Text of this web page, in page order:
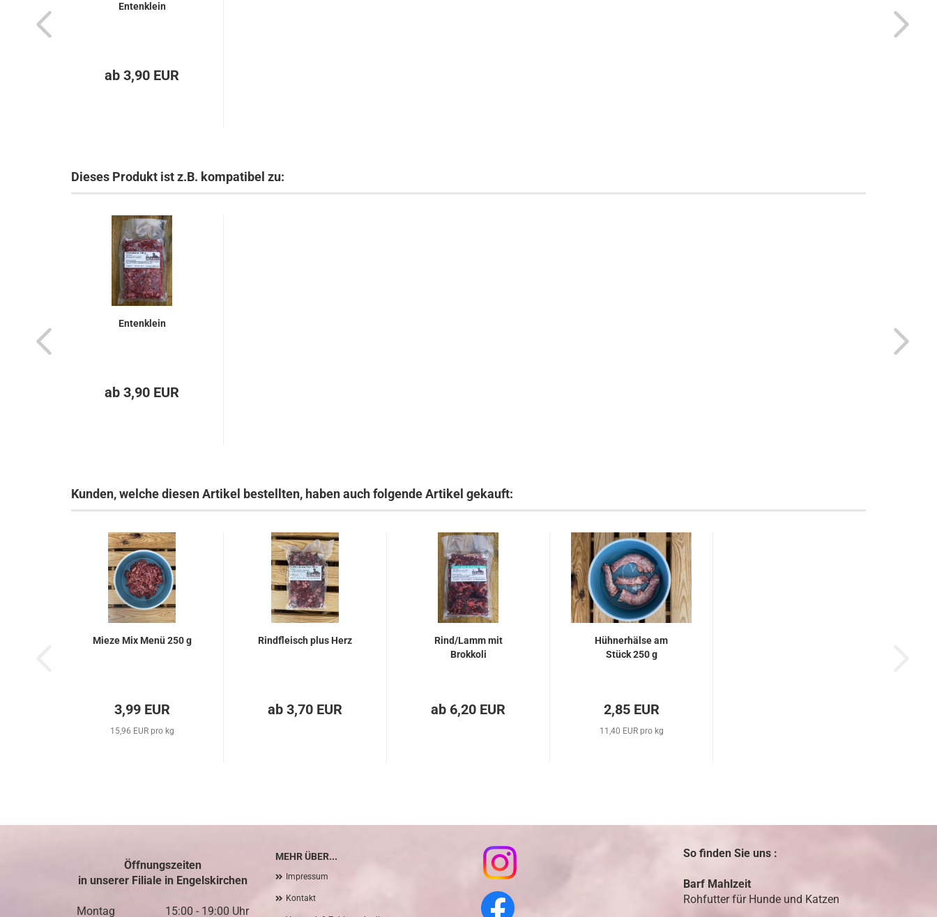
Entenklein
ab 3,90 EUR
Dieses Produkt ist z.B. kompatibel zu:
Entenklein
ab 3,90 EUR
Kunden, welche diesen Artikel bestellten, haben auch folgende Artikel gekauft:
Mieze Mix Menü 250 g
3,99 EUR
15,96 EUR pro kg
Rindfleisch plus Herz
ab 3,70 EUR
Rind/Lamm mit
Brokkoli
ab 6,20 EUR
Hühnerhälse am
Stück 250 g
2,85 EUR
11,40 EUR pro kg
MEHR ÜBER...
Impressum
Kontakt
So finden Sie uns :
Barf Mahlzeit
Rohfutter für Hunde und Katzen
Öffnungszeiten
in unserer Filiale in Engelskirchen
Montag 15:00 - 19:00 Uhr